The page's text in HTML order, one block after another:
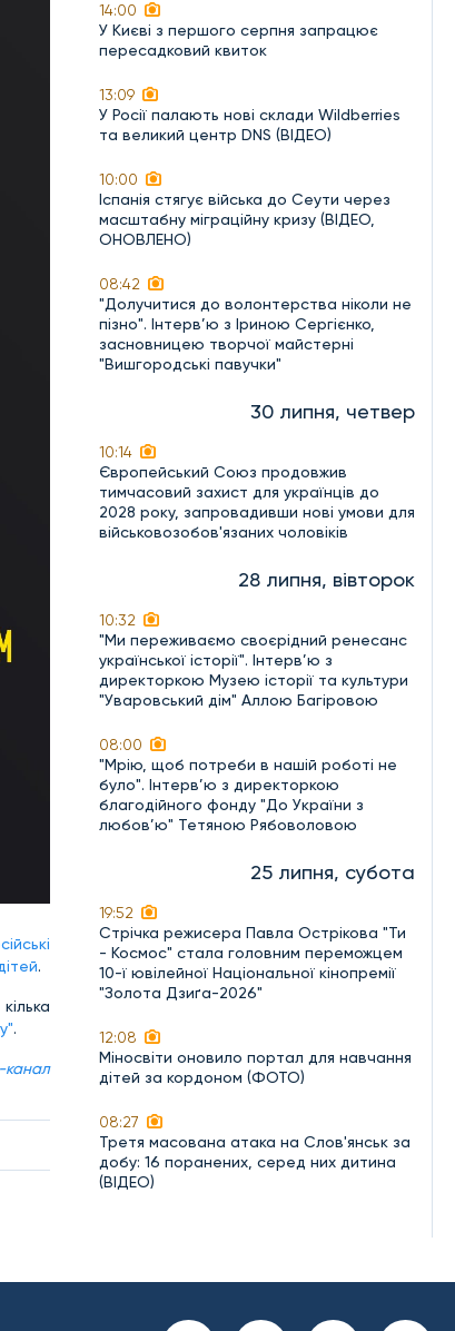
.
.
канал
14:00
У Києві з першого серпня запрацює
пересадковий квиток
13:09
У Росії палають нові склади Wildberries
та великий центр DNS (ВІДЕО)
10:00
Іспанія стягує війська до Сеути через
масштабну міграційну кризу (ВІДЕО,
ОНОВЛЕНО)
08:42
"Долучитися до волонтерства ніколи не
пізно". Інтерв’ю з Іриною Сергієнко,
засновницею творчої майстерні
"Вишгородські павучки"
30 липня, четвер
10:14
Європейський Союз продовжив
тимчасовий захист для українців до
2028 року, запровадивши нові умови для
військовозобов'язаних чоловіків
28 липня, вівторок
10:32
"Ми переживаємо своєрідний ренесанс
української історії". Інтерв’ю з
директоркою Музею історії та культури
"Уваровський дім" Аллою Багіровою
08:00
"Мрію, щоб потреби в нашій роботі не
було". Інтерв’ю з директоркою
благодійного фонду "До України з
любов’ю" Тетяною Рябоволовою
25 липня, субота
19:52
Стрічка режисера Павла Острікова "Ти
- Космос" стала головним переможцем
10-ї ювілейної Національної кінопремії
"Золота Дзиґа-2026"
12:08
Міносвіти оновило портал для навчання
дітей за кордоном (ФОТО)
08:27
Третя масована атака на Слов'янськ за
добу: 16 поранених, серед них дитина
(ВІДЕО)